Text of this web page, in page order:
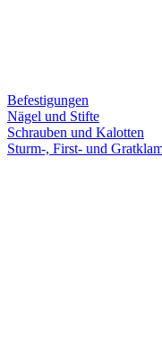
Befestigungen
Nägel und Stifte
Schrauben und Kalotten
Sturm-, First- und